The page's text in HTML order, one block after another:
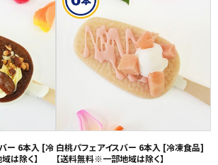
バー 6本入 [冷
は除く】
白桃パフェアイスバー 6本入 [冷凍食品]
【送料無料※一部地域は除く】